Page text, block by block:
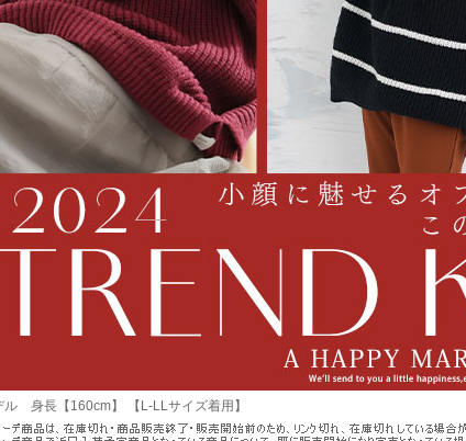
ル 身長【160cm】 【L-LLサイズ着用】